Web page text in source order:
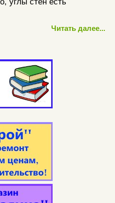
Читать далее...